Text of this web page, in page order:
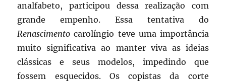
analfabeto, participou dessa realização com
grande empenho. Essa tentativa do
Renascimento carolíngio teve uma importância
muito significativa ao manter viva as ideias
clássicas e seus modelos, impedindo que
fossem esquecidos. Os copistas da corte